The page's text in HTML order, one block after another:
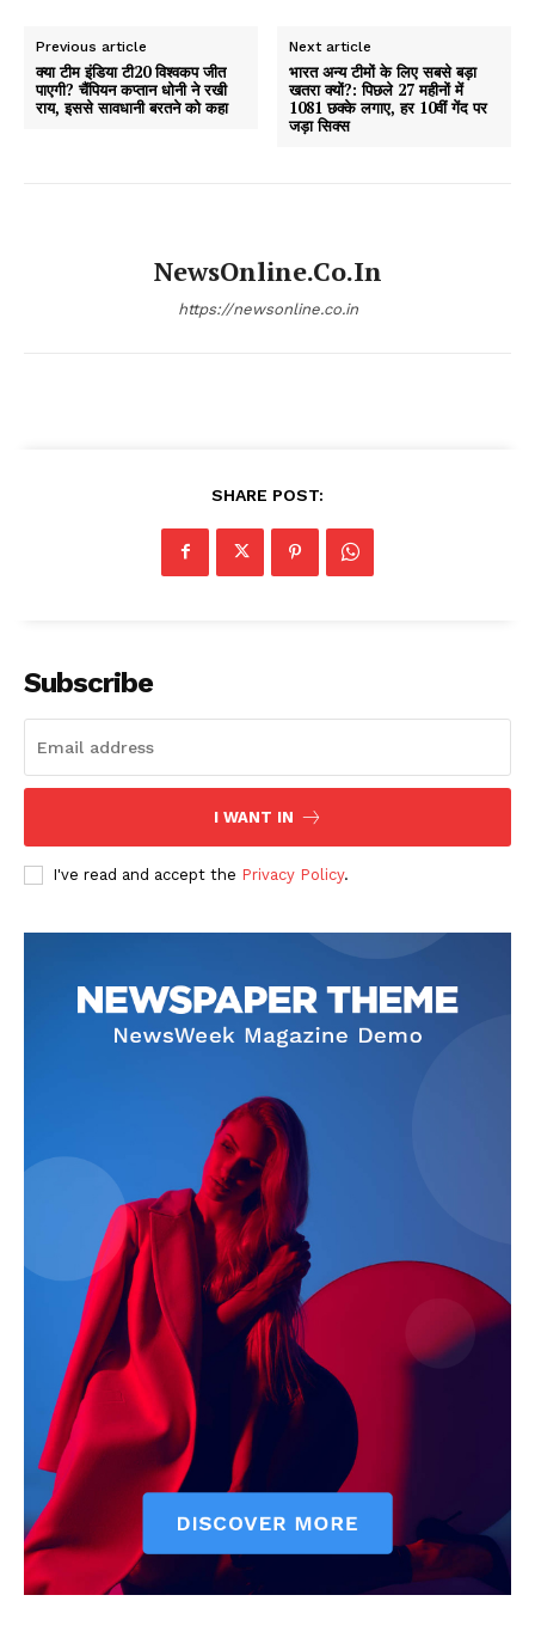
Previous article
क्या टीम इंडिया टी20 विश्वकप जीत
पाएगी? चैंपियन कप्तान धोनी ने रखी
राय, इससे सावधानी बरतने को कहा
Next article
भारत अन्य टीमों के लिए सबसे बड़ा
खतरा क्यों?: पिछले 27 महीनों में
1081 छक्के लगाए, हर 10वीं गेंद पर
जड़ा सिक्स
NewsOnline.co.in
https://newsonline.co.in
SHARE POST:
Subscribe
I WANT IN
I've read and accept the Privacy Policy.